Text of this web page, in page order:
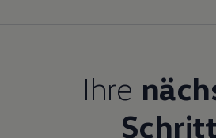
Volkswagen R
Pannen- und Unfallhilfe
Volkswagen
Ihre